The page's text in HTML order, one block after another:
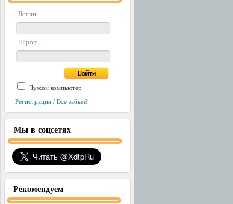
Логин:
Пароль:
Чужой компьютер
Регистрация / Все забыл?
Мы в соцсетях
Рекомендуем